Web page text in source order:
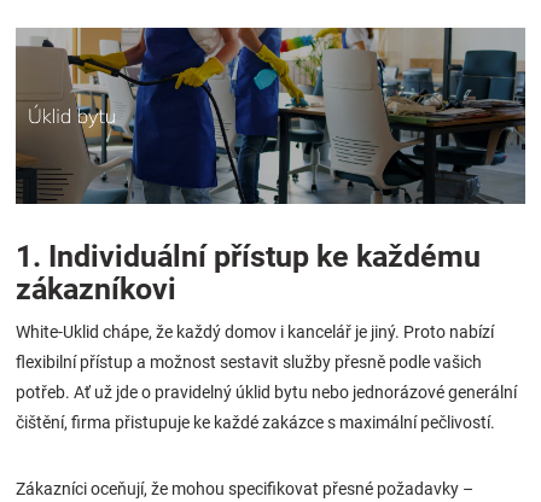
a
zábava
pro
děti
Těhotenské
oblečení
Novinky
1. Individuální přístup ke každému
zákazníkovi
White-Uklid chápe, že každý domov i kancelář je jiný. Proto nabízí
flexibilní přístup a možnost sestavit služby přesně podle vašich
potřeb. Ať už jde o pravidelný úklid bytu nebo jednorázové generální
čištění, firma přistupuje ke každé zakázce s maximální pečlivostí.
Zákazníci oceňují, že mohou specifikovat přesné požadavky –